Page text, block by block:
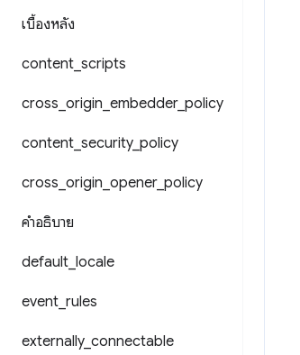
เบื้องหลัง
content scripts
cross origin embedder_ policy
content security_ policy
cross origin opener_ policy
คำอธิบาย
default locale
event rules
externally_ connectable